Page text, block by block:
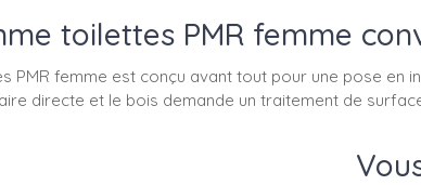
toilettes PMR femme
PMR femme est conçu avant tout pour une pose en
directe et le bois demande un traitement de